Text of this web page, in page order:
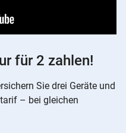
für 2 zahlen!
Sie drei Geräte und
– bei gleichen